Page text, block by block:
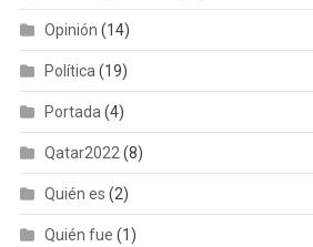
Opinión (14)
Política(19)
Portada(4)
Qatar2022(8)
Quién es (2)
Quién fue (1)